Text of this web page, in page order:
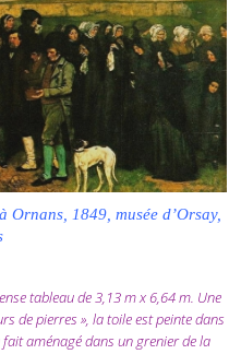
Ornans, 1849, musée d’Orsay,
tableau de 3,13 m x 6,64 m. Une
de pierres », la toile est peinte dans
aménagé dans un grenier de la